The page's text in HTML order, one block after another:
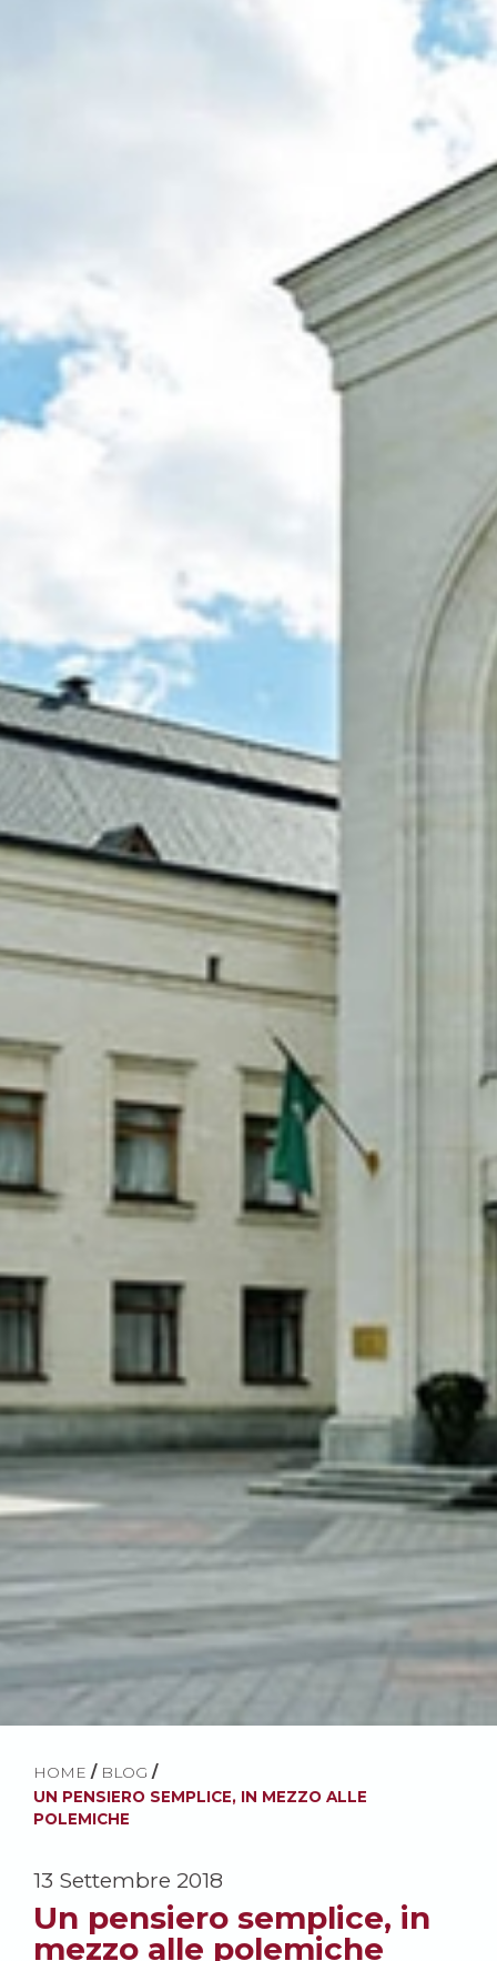
HOME / BLOG /
UN PENSIERO SEMPLICE, IN MEZZO ALLE
POLEMICHE
13 Settembre 2018
Un pensiero semplice, in
mezzo alle polemiche